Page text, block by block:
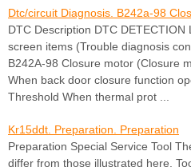
Dtc/circuit Diagnosis. B242a-98
DTC Description DTC DETECTION
screen items (Trouble diagnosis
B242A-98 Closure motor (Closure
When back door closure function
Threshold When thermal prot ...
Kr15ddt. Preparation. Preparation
Preparation Special Service Tool
differ from those illustrated here.